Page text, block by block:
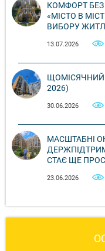
КОМФОРТ
«МІСТО В
ВИБОРУ
13.07.2026
ЩОМІСЯЧНИЙ
2026)
30.06.2026
МАСШТАБНІ
СТАЄ ЩЕ
23.06.2026